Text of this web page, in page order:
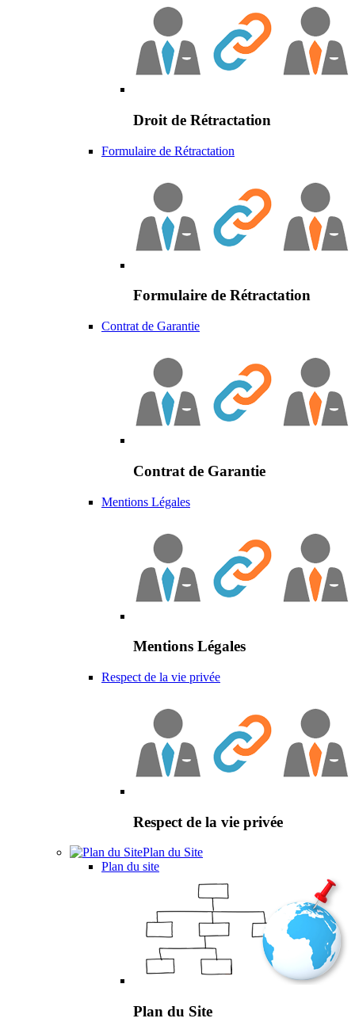
Droit de Rétractation
Formulaire de Rétractation
Formulaire de Rétractation
Contrat de Garantie
Contrat de Garantie
Mentions Légales
Mentions Légales
Respect de la vie privée
Respect de la vie privée
Plan du Site
Plan du site
Plan du Site